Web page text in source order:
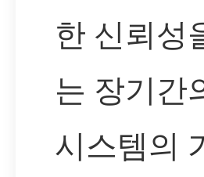
한 신뢰성
는 장기간
시스템의